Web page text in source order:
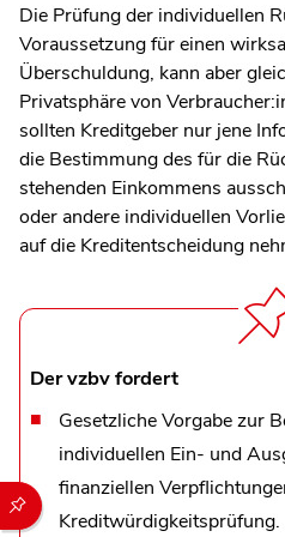
Durch die folgenden Buttons
Die Prüfung der individuellen
Voraussetzung für einen
Überschuldung, kann aber
Privatsphäre von
sollten Kreditgeber nur jene
die Bestimmung des für die
stehenden Einkommens
oder andere individuellen
auf die Kreditentscheidung
Der vzbv fordert
Gesetzliche Vorgabe zur
individuellen Ein- und
finanziellen
Kreditwürdigkeitsprüfung.